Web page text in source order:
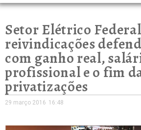
Setor Elétrico
reivindicações
com ganho real,
profissional e o fim
privatizações
29 março 2016 16:48